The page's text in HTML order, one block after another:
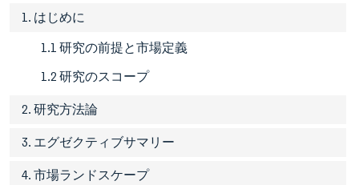
1. はじめに
1.1 研究の前提と市場定義
1.2 研究のスコープ
2. 研究方法論
3. エグゼクティブサマリー
4. 市場ランドスケープ